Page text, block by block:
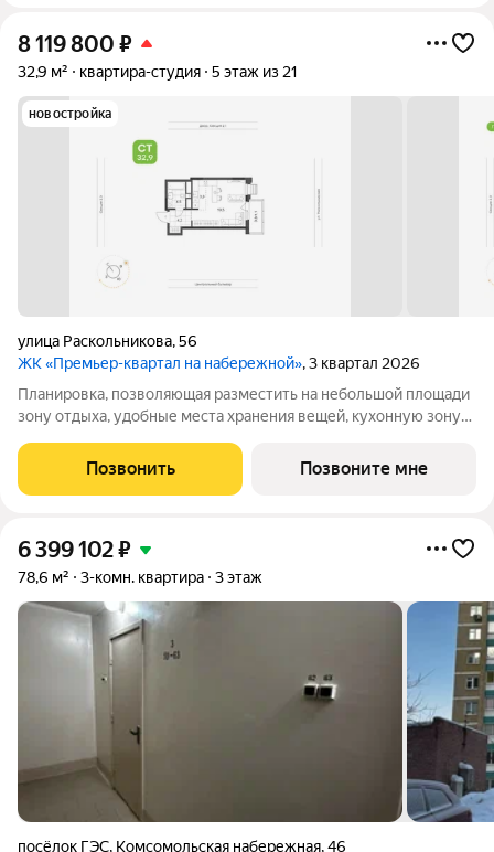
8 119 800 ₽
32,9 м² квартира-студия 5 этаж из 21
новостройка
улица Раскольникова,56
ЖК «Премьер-квартал на набережной», 3 квартал 2026
Планировка, позволяющая разместить на небольшой площади
зону отдыха, удобные места хранения вещей, кухонную зону
двумя окнами и французским балконом (на ряде этажей)
Прихожая с нишей под шкаф
Позвонить Позвоните мне
6 399 102₽
78,6 м² 3-комн. квартира 3 этаж
посёлок ГЭС, Комсомольская набережная,46